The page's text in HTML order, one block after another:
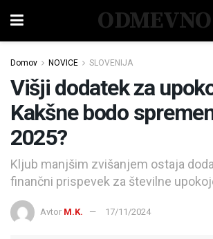
ODMEVNO
Domov NOVICE SLOVENIJA
Višji dodatek za
Kakšne bodo
2025?
Kljub manjšim zvišanjem ostaja
finančni prispevek za številne
Avtor M.K. 17/11/2024